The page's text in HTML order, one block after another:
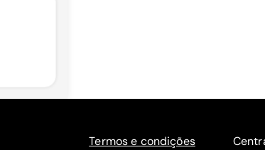
Termos e condições